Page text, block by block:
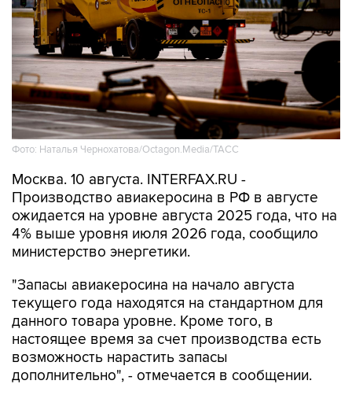
Фото: Наталья Чернохатова/Octagon.Media/ТАСС
Москва. 10 августа. INTERFAX.RU -
Производство авиакеросина в РФ в августе
ожидается на уровне августа 2025 года, что на
4% выше уровня июля 2026 года, сообщило
министерство энергетики.
"Запасы авиакеросина на начало августа
текущего года находятся на стандартном для
данного товара уровне. Кроме того, в
настоящее время за счет производства есть
возможность нарастить запасы
дополнительно", - отмечается в сообщении.